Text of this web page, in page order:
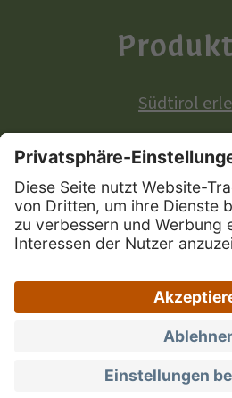
Südtirol
Produkte mit europäischer
Sitemap | Privacy
Zugänglichkeitserklärung |
Datenschutz-